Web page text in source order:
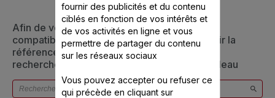
Afin de vous assurer que cet article est bien
compatible avec votre appareil, veuillez saisir la
référence de votre produit dans la barre de
recherche ci-dessous ou vous référer au tableau
fournir des publicités et du contenu
ciblés en fonction de vos intérêts et
de vos activités en ligne et vous
permettre de partager du contenu
sur les réseaux sociaux
Vous pouvez accepter ou refuser ce
qui précède en cliquant sur